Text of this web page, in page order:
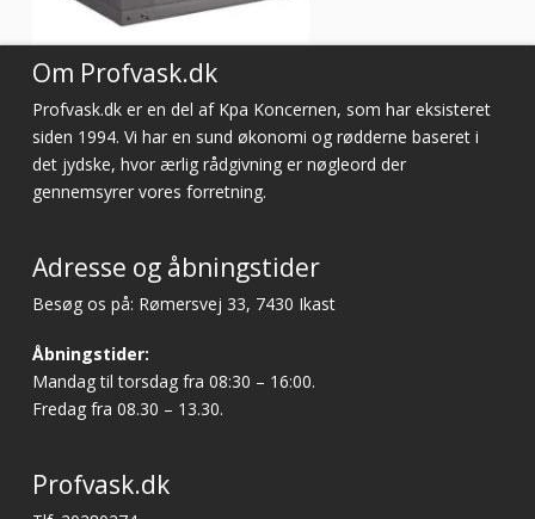
Om Profvask.dk
Profvask.dk er en del af Kpa Koncernen, som har eksisteret
siden 1994. Vi har en sund økonomi og rødderne baseret i
det jydske, hvor ærlig rådgivning er nøgleord der
gennemsyrer vores forretning.
Adresse og åbningstider
Besøg os på: Rømersvej 33, 7430 Ikast
Åbningstider:
Mandag til torsdag fra 08:30 – 16:00.
Fredag fra 08.30 – 13.30.
Profvask.dk